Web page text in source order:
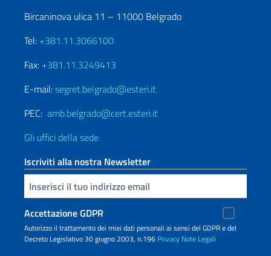
Bircaninova ulica 11 – 11000 Belgrado
Tel: +381.11.3066100
Fax: +381.11.3249413
E-mail:segret.belgrado@esteri.it
PEC: amb.belgrado@cert.esteri.it
Gli uffici della sede
Iscriviti alla nostra Newsletter
Inserisci la tua email
Accettazione GDPR
Autorizzo il trattamento dei miei dati personali ai sensi del GDPR e del
Decreto Legislativo 30 giugno 2003, n.196 Privacy Note Legali